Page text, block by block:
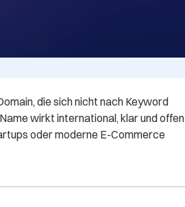
die sich nicht nach Keyword
wirkt international, klar und offen
oder moderne E-Commerce